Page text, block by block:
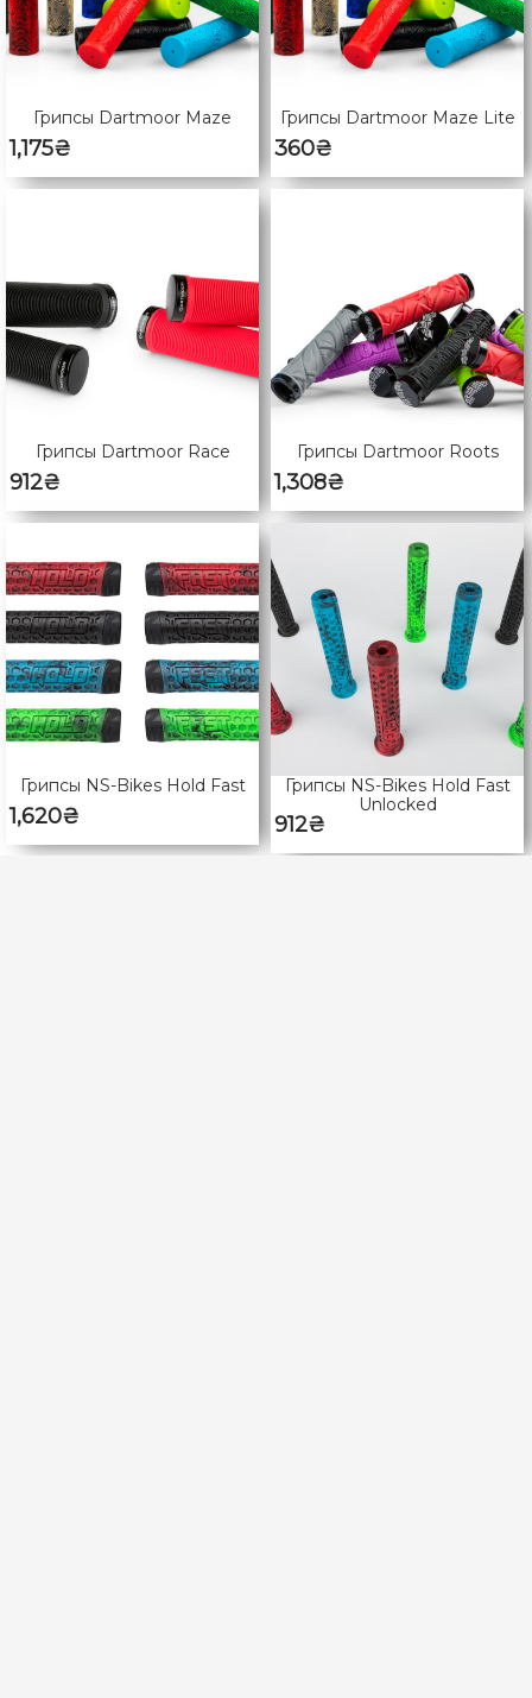
Грипсы Dartmoor Maze
1,175₴
Грипсы Dartmoor Maze Lite
360₴
Грипсы Dartmoor Race
912₴
Грипсы Dartmoor Roots
1,308₴
Грипсы NS-Bikes Hold Fast
1,620₴
Грипсы NS-Bikes Hold Fast
Unlocked
912₴